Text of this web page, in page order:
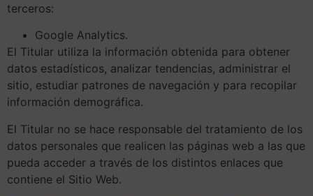
terceros:
Google Analytics.
El Titular utiliza la información obtenida para obtener
datos estadísticos, analizar tendencias, administrar el
sitio, estudiar patrones de navegación y para recopilar
información demográfica.
El Titular no se hace responsable del tratamiento de los
datos personales que realicen las páginas web a las que
pueda acceder a través de los distintos enlaces que
contiene el Sitio Web.